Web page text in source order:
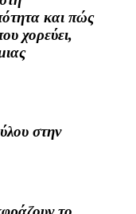
και πώς
χορεύει,
στην